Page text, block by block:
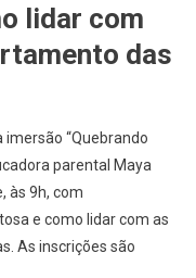
lidar com
das
imersão “Quebrando
parental Maya
às 9h, com
e como lidar com as
As inscrições são